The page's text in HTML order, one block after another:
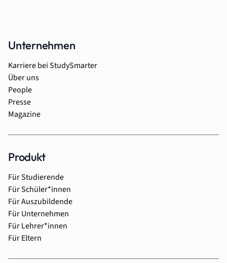
Unternehmen
Karriere bei StudySmarter
Über uns
People
Presse
Magazine
Produkt
Für Studierende
Für Schüler*innen
Für Auszubildende
Für Unternehmen
Für Lehrer*innen
Für Eltern